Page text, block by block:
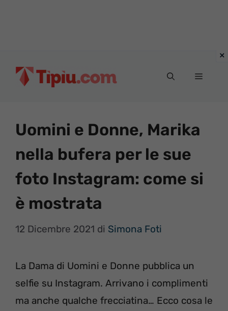
Menu
Uomini e Donne, Marika
nella bufera per le sue
foto Instagram: come si
è mostrata
12 Dicembre 2021 di Simona Foti
La Dama di Uomini e Donne pubblica un
selfie su Instagram. Arrivano i complimenti
ma anche qualche frecciatina… Ecco cosa le